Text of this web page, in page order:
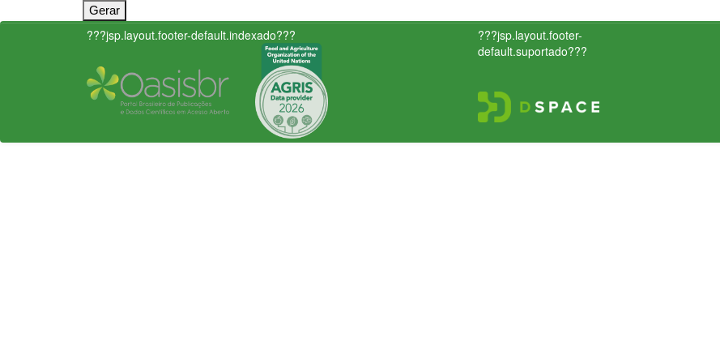
???jsp.layout.footer-default.indexado???
???jsp.layout.footer-
default.suportado???